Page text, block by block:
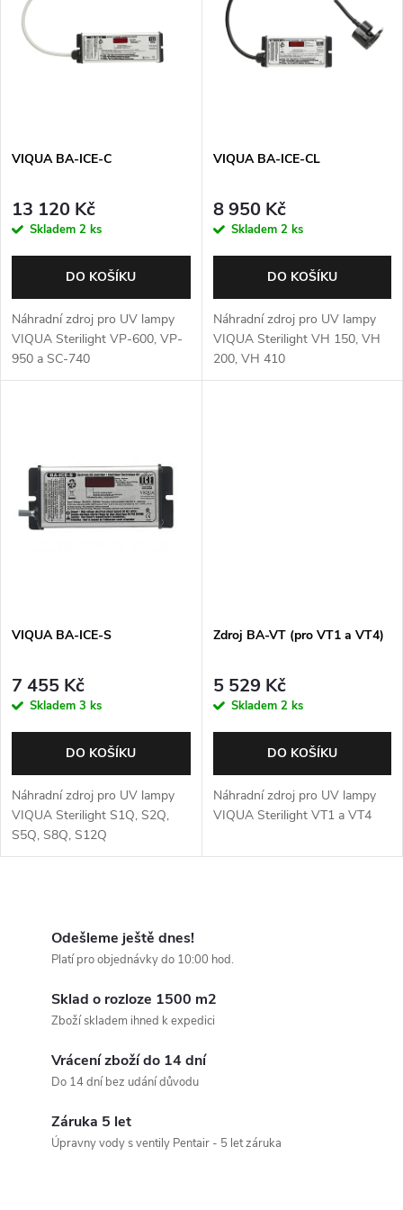
n
r
o
d
u
k
p
p
r
o
u
k
ů
VIQUA BA-ICE-C
13 120 Kč
Skladem 2 ks
DO KOŠÍKU
Náhradní zdroj pro UV lampy
VIQUA Sterilight VP-600, VP-
950 a SC-740
VIQUA BA-ICE-CL
8 950 Kč
Skladem 2 ks
DO KOŠÍKU
Náhradní zdroj pro UV lampy
VIQUA Sterilight VH 150, VH
200, VH 410
VIQUA BA-ICE-S
7 455 Kč
Skladem 3 ks
DO KOŠÍKU
Náhradní zdroj pro UV lampy
VIQUA Sterilight S1Q, S2Q,
S5Q, S8Q, S12Q
Zdroj BA-VT (pro VT1 a VT4)
5 529 Kč
Skladem 2 ks
DO KOŠÍKU
Náhradní zdroj pro UV lampy
VIQUA Sterilight VT1 a VT4
Odešleme ještě dnes!
Platí pro objednávky do 10:00 hod.
Sklad o rozloze 1500 m2
Zboží skladem ihned k expedici
Vrácení zboží do 14 dní
Do 14 dní bez udání důvodu
Záruka 5 let
Úpravny vody s ventily Pentair - 5 let záruka